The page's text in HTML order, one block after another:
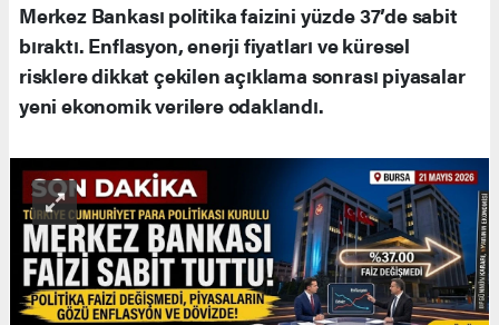
Merkez Bankası politika faizini yüzde 37’de sabit
bıraktı. Enflasyon, enerji fiyatları ve küresel
risklere dikkat çekilen açıklama sonrası piyasalar
yeni ekonomik verilere odaklandı.